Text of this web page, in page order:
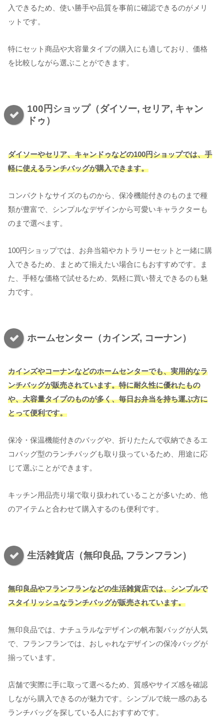
入できるため、使い勝手や品質を事前に確認できるのがメリ
ットです。
特にセット商品や大容量タイプの購入にも適しており、価格
を比較しながら選ぶことができます。
100円ショップ（ダイソー, セリア, キャン
ドゥ）
ダイソーやセリア、キャンドゥなどの100円ショップでは、手
軽に使えるランチバッグが購入できます。
コンパクトなサイズのものから、保冷機能付きのものまで種
類が豊富で、シンプルなデザインから可愛いキャラクターも
のまで選べます。
100円ショップでは、お弁当箱やカトラリーセットと一緒に購
入できるため、まとめて揃えたい場合にもおすすめです。ま
た、手軽な価格で試せるため、気軽に買い替えできるのも魅
力です。
ホームセンター（カインズ, コーナン）
カインズやコーナンなどのホームセンターでも、実用的なラ
ンチバッグが販売されています。特に耐久性に優れたもの
や、大容量タイプのものが多く、毎日お弁当を持ち運ぶ方に
とって便利です。
保冷・保温機能付きのバッグや、折りたたんで収納できるエ
コバッグ型のランチバッグも取り扱っているため、用途に応
じて選ぶことができます。
キッチン用品売り場で取り扱われていることが多いため、他
のアイテムと合わせて購入するのも便利です。
生活雑貨店（無印良品, フランフラン）
無印良品やフランフランなどの生活雑貨店では、シンプルで
スタイリッシュなランチバッグが販売されています。
無印良品では、ナチュラルなデザインの帆布製バッグが人気
で、フランフランでは、おしゃれなデザインの保冷バッグが
揃っています。
店舗で実際に手に取って選べるため、質感やサイズ感を確認
しながら購入できるのが魅力です。シンプルで統一感のある
ランチバッグを探している人におすすめです。